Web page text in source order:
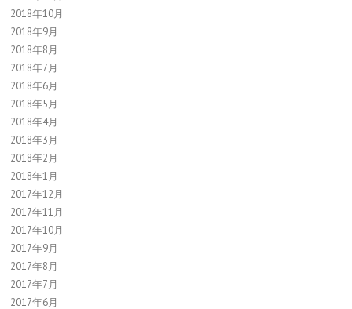
2018年10月
2018年9月
2018年8月
2018年7月
2018年6月
2018年5月
2018年4月
2018年3月
2018年2月
2018年1月
2017年12月
2017年11月
2017年10月
2017年9月
2017年8月
2017年7月
2017年6月